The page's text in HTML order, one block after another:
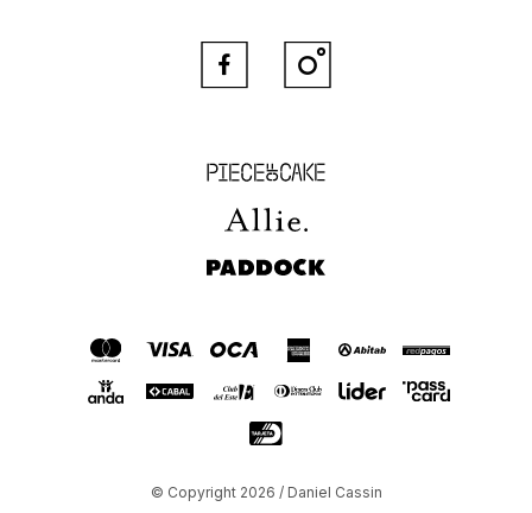
Piece of Cake
Allie
Paddock
 
© Copyright 2026 / Daniel Cassin